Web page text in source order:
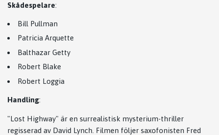
Skådespelare:
Bill Pullman
Patricia Arquette
Balthazar Getty
Robert Blake
Robert Loggia
Handling:
"Lost Highway" är en surrealistisk mysterium-thriller
regisserad av David Lynch. Filmen följer saxofonisten Fred